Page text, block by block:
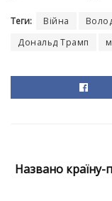
Теги: Війна
Дональд Трамп
Названо